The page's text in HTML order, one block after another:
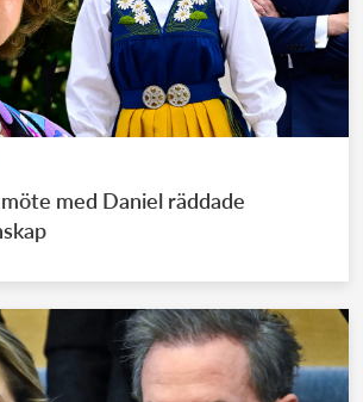
med Daniel räddade